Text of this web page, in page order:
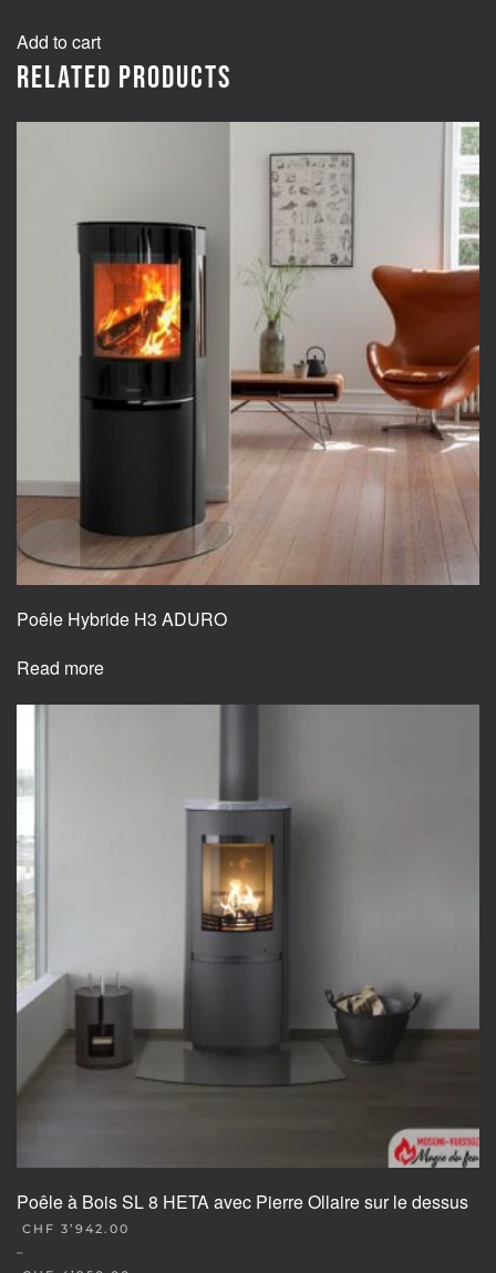
CHF 3'590.00.
IS:
CHF 2'590.00.
Add to cart
Related products
Poêle Hybride H3 ADURO
Read more
Poêle à Bois SL 8 HETA avec Pierre Ollaire sur le dessus
CHF 3’942.00
–